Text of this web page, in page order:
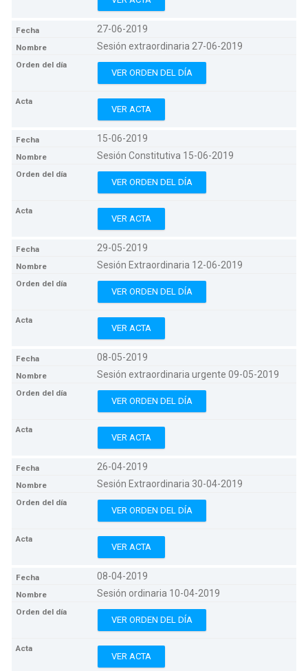
27-06-2019
Sesión extraordinaria 27-06-2019
VER ORDEN DEL DÍA
VER ACTA
15-06-2019
Sesión Constitutiva 15-06-2019
VER ORDEN DEL DÍA
VER ACTA
29-05-2019
Sesión Extraordinaria 12-06-2019
VER ORDEN DEL DÍA
VER ACTA
08-05-2019
Sesión extraordinaria urgente 09-05-2019
VER ORDEN DEL DÍA
VER ACTA
26-04-2019
Sesión Extraordinaria 30-04-2019
VER ORDEN DEL DÍA
VER ACTA
08-04-2019
Sesión ordinaria 10-04-2019
VER ORDEN DEL DÍA
VER ACTA